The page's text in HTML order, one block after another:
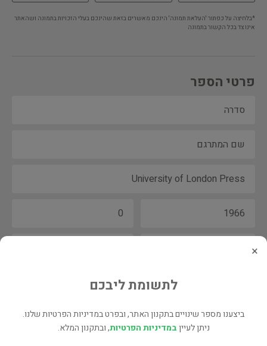
*בלחיצה על כפתור 'העלאת תמונה' הינכם מאשרים בזאת שהינכם בעלי הזכויות בתמונה ושהאתר
אינו צד בכל הקשור בתמונה
פרטי הספר
×
לתשומת ליבכם
ביצענו מספר שינויים בתקנון האתר, ובפרט במדיניות הפרטיות שלנו.
ניתן לעייןבמדיניות הפרטיות, ובתקנון המלא.